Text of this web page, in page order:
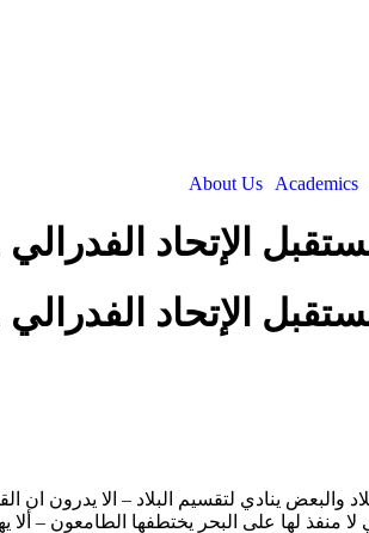
About Us Academics
الإتحاد
الإتحاد
والبعض ينادي لتقسيم البلاد – الا
منفذ لها على البحر يختطفها الطامعون –